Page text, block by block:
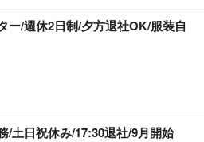
ー/週休2日制/夕方退社OK/服装自
/土日祝休み/17:30退社/9月開始